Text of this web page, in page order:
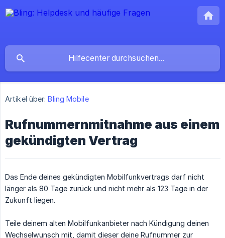
Artikel über: Bling Mobile
Rufnummernmitnahme aus einem
gekündigten Vertrag
Das Ende deines gekündigten Mobilfunkvertrags darf nicht
länger als 80 Tage zurück und nicht mehr als 123 Tage in der
Zukunft liegen.
Teile deinem alten Mobilfunkanbieter nach Kündigung deinen
Wechselwunsch mit, damit dieser deine Rufnummer zur